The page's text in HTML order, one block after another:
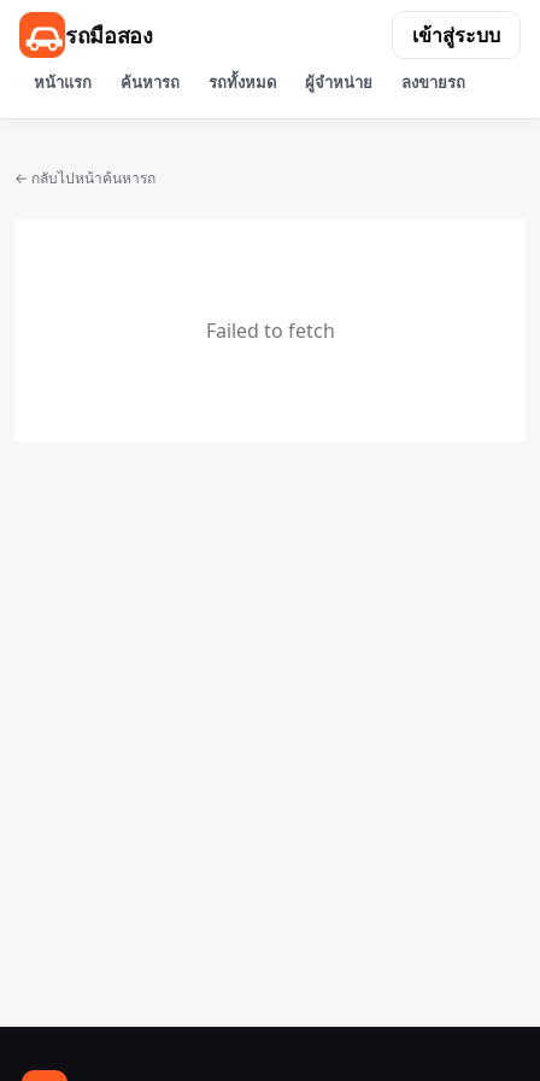
รถมือสอง
หน้าแรก ค้นหารถ รถทั้งหมด ผู้จำหน่าย ลงขายรถ
เข้าสู่ระบบ
← กลับไปหน้าค้นหารถ
Failed to fetch